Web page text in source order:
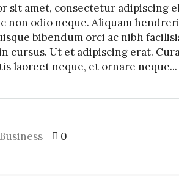
sit amet, consectetur adipiscing
non odio neque. Aliquam
bibendum orci ac nibh
cursus. Ut et adipiscing erat.
laoreet neque, et ornare neque...
Business 0